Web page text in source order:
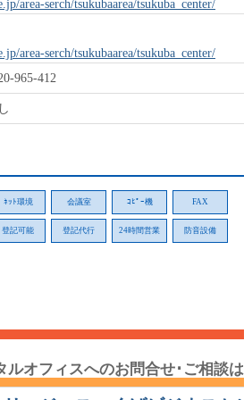
area-serch/tsukubaarea/tsukuba_center/
area-serch/tsukubaarea/tsukuba_center/
965-412
ﾈｯﾄ環境 会議室 ｺﾋﾟｰ機 FAX
登記可能 登記代行 24時間営業 防音設備
ルオフィスへのお問合せ･ご相談は